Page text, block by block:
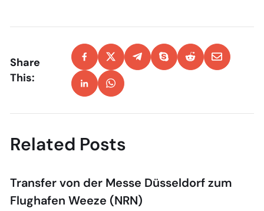
Share
This:
Related Posts
Transfer von der Messe Düsseldorf zum
Flughafen Weeze (NRN)